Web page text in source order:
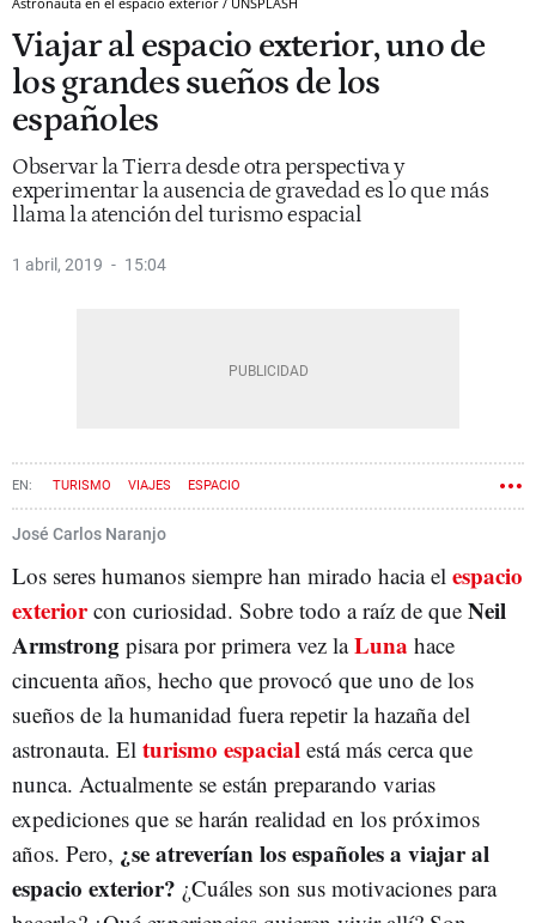
Viajar al espacio exterior, uno de
los grandes sueños de los
españoles
Observar la Tierra desde otra perspectiva y
experimentar la ausencia de gravedad es lo que más
llama la atención del turismo espacial
1 abril, 2019 15:04
TURISMO VIAJES ESPACIO
José Carlos Naranjo
Los seres humanos siempre han mirado hacia el espacio
exteriorcon curiosidad. Sobre todo a raíz de que Neil
Armstrong pisara por primera vez laLuna hace
cincuenta años, hecho que provocó que uno de los
sueños de la humanidad fuera repetir la hazaña del
astronauta. El turismo espacial está más cerca que
nunca. Actualmente se están preparando varias
expediciones que se harán realidad en los próximos
años. Pero, ¿se atreverían los españoles a viajar al
espacio exterior? ¿Cuáles son sus motivaciones para